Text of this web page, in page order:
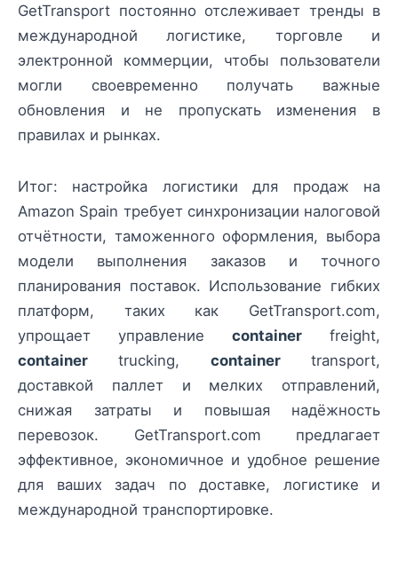
GetTransport постоянно отслеживает тренды в
международной логистике, торговле и
электронной коммерции, чтобы пользователи
могли своевременно получать важные
обновления и не пропускать изменения в
правилах и рынках.
Итог: настройка логистики для продаж на
Amazon Spain требует синхронизации налоговой
отчётности, таможенного оформления, выбора
модели выполнения заказов и точного
планирования поставок. Использование гибких
платформ, таких как GetTransport.com,
упрощает управление container freight,
container trucking, containertransport,
доставкой паллет и мелких отправлений,
снижая затраты и повышая надёжность
перевозок. GetTransport.com предлагает
эффективное, экономичное и удобное решение
для ваших задач по доставке, логистике и
международной транспортировке.